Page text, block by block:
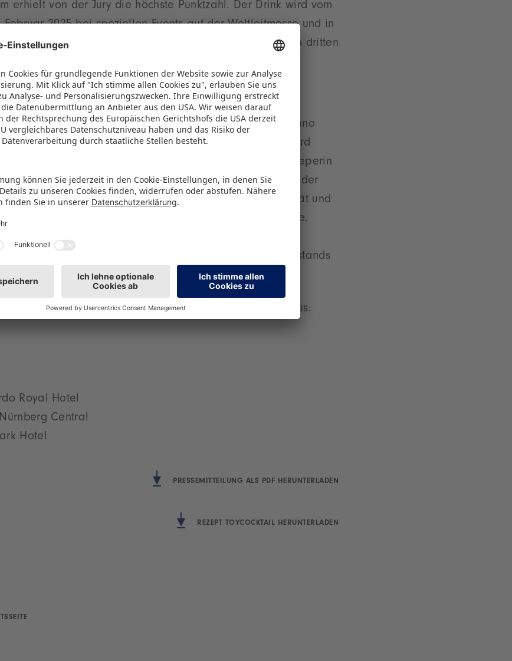
erhielt von der Jury die höchste Punktzahl. Der Drink wird vom
Februar 2025 bei speziellen Events auf der Weltleitmesse und in
ausgeschenkt. Silber ging an das Herrengedeck, den dritten
Arvena Park Hotel.
in der Jury
Cocktail-Experten: dem passionierten Bartender Adriano
der German Bartenders Guild und Bar Conultant, Bernhard
und Master of the Quaich sowie der Nürnberger Barkeeperin
Blume von Hawaii). Neben dem Geschmack geht es bei der
Aroma und Zubereitung des Drinks. „Die Kreativität und
teilnehmenden Bars erstaunt mich jedes Jahr aufs Neue.
schon darauf, gemeinsam mit den Messegästen mit
resümiert Christian Ulrich, Sprecher des Vorstands
eG.
den 19. ToyCocktail während der Spielwarenmesse aus:
Royal Hotel
Central
Hotel
PRESSEMITTEILUNG ALS PDF HERUNTERLADEN
REZEPT TOYCOCKTAIL HERUNTERLADEN